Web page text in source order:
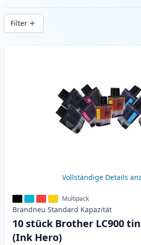
Druckqualität und schnellem
lokalem Lager in .
Filter
Produkte
Vollständige Details
Multipack
Brandneu Standard Kapazität
10 stück Brother LC900
(Ink Hero)